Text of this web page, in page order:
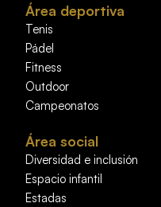
Área deportiva
Tenis
Pádel
Fitness
Outdoor
Campeonatos
Área social
Diversidad e inclusión
Espacio infantil
Estadas